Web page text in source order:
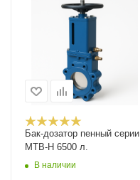
Бак-дозатор пенный серии
MTB-H 6500 л.
В наличии